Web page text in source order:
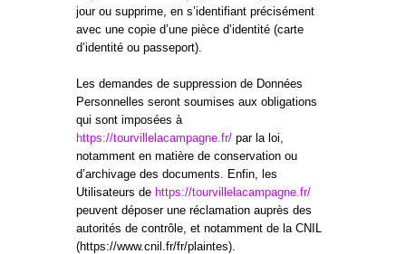
jour ou supprime, en s’identifiant précisément
avec une copie d’une pièce d’identité (carte
d’identité ou passeport).
Les demandes de suppression de Données
Personnelles seront soumises aux obligations
qui sont imposées à
https://tourvillelacampagne.fr/ par la loi,
notamment en matière de conservation ou
d’archivage des documents. Enfin, les
Utilisateurs de https://tourvillelacampagne.fr/
peuvent déposer une réclamation auprès des
autorités de contrôle, et notamment de la CNIL
(https://www.cnil.fr/fr/plaintes).